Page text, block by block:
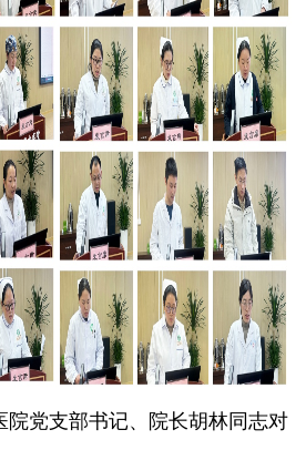
院党支部书记、院长胡林同志对